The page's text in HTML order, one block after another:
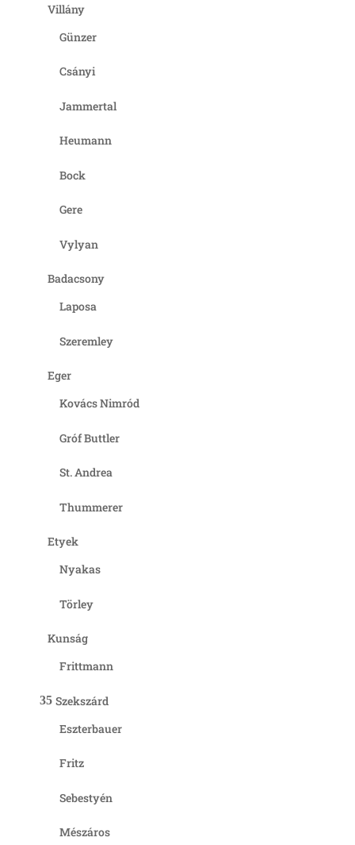
Villány
Günzer
Csányi
Jammertal
Heumann
Bock
Gere
Vylyan
Badacsony
Laposa
Szeremley
Eger
Kovács Nimród
Gróf Buttler
St. Andrea
Thummerer
Etyek
Nyakas
Törley
Kunság
Frittmann
Szekszárd
Eszterbauer
Fritz
Sebestyén
Mészáros